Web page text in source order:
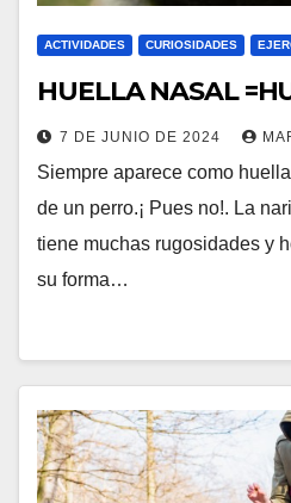
ACTIVIDADES CURIOSIDADES
HUELLA NASAL
7 DE JUNIO DE 2024
Siempre aparece como
de un perro.¡ Pues no!. La
tiene muchas rugosidades y
su forma…